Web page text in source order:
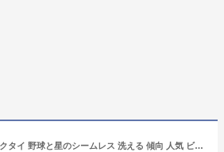
[Tuklye] メンズ ネクタイ 野球と星のシームレス 洗える 傾向 人気 ビジネスに 結婚式 就職活動 プレゼント 父の日 誕生日プレゼント